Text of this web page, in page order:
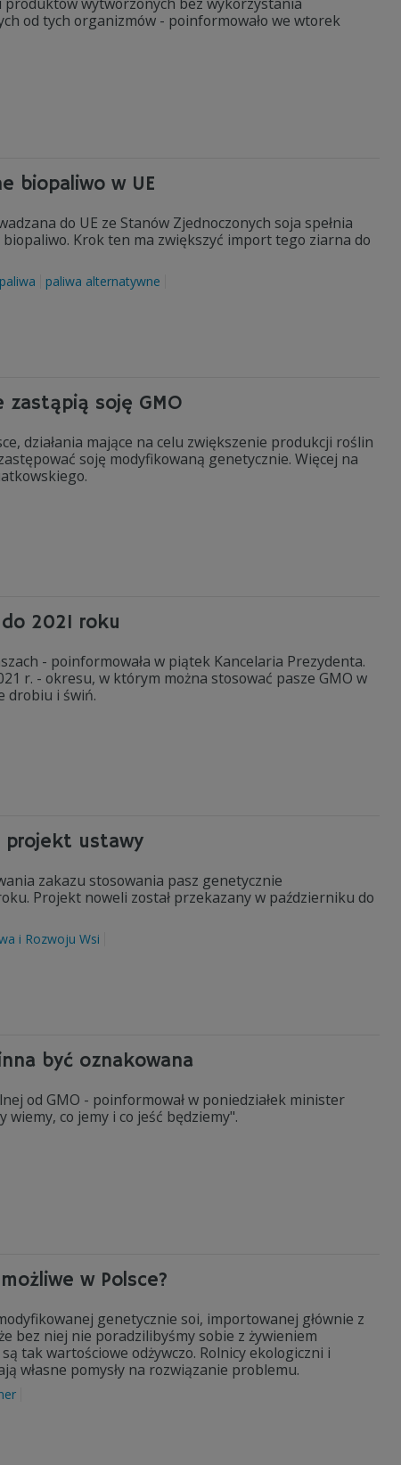
od tych organizmów - poinformowało we wtorek
biopaliwo w UE
do UE ze Stanów Zjednoczonych soja spełnia
Krok ten ma zwiększyć import tego ziarna do
paliwa paliwa alternatywne
zastąpią soję GMO
działania mające na celu zwiększenie produkcji roślin
soję modyfikowaną genetycznie. Więcej na
2021 roku
- poinformowała w piątek Kancelaria Prezydenta.
r. - okresu, w którym można stosować pasze GMO w
drobiu i świń.
projekt ustawy
zakazu stosowania pasz genetycznie
Projekt noweli został przekazany w październiku do
i Rozwoju Wsi
być oznakowana
od GMO - poinformował w poniedziałek minister
co jemy i co jeść będziemy".
w Polsce?
genetycznie soi, importowanej głównie z
bez niej nie poradzilibyśmy sobie z żywieniem
tak wartościowe odżywczo. Rolnicy ekologiczni i
własne pomysły na rozwiązanie problemu.